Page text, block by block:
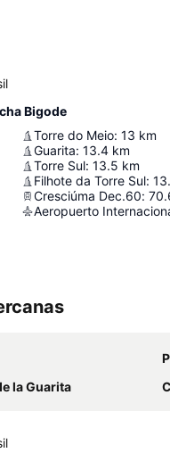
Bigode
Torre do Meio: 13 km
Guarita: 13.4 km
Torre Sul: 13.5 km
Filhote da Torre Sul:
Cresciúma Dec.60:
la Guarita